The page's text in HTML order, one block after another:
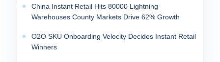
China Instant Retail Hits 80000 Lightning
Warehouses County Markets Drive 62% Growth
O2O SKU Onboarding Velocity Decides Instant Retail
Winners